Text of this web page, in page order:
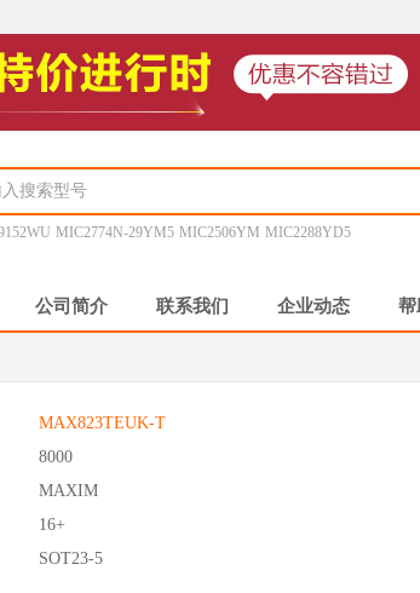
MIC2774N-29YM5 MIC2506YM MIC2288YD5
公司简介 联系我们 企业动态 帮
MAX823TEUK-T
8000
MAXIM
16+
SOT23-5